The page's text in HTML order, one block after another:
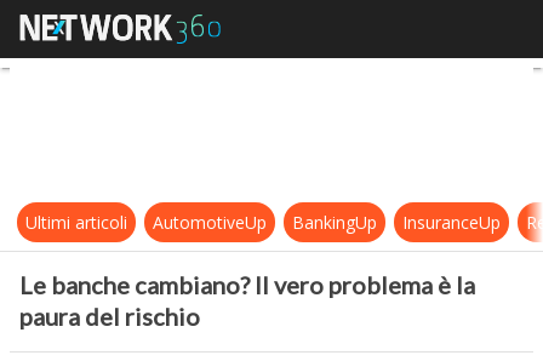
Le banche cambiano? Il vero
Ultimi articoli AutomotiveUp BankingUp InsuranceUp
Le banche cambiano? Il vero problema è la
paura del rischio